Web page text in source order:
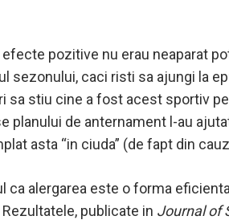
pozitive nu erau neaparat
caci risti sa ajungi la
stiu cine a fost acest sportiv
de anternament l-au
asta “in ciuda” (de fapt din
alergarea este o forma
publicate in Journal of